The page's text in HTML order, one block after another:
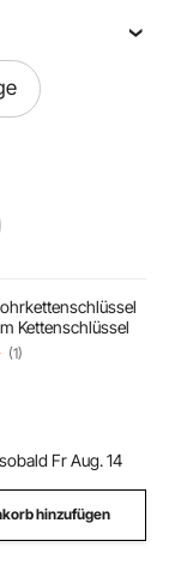
Kettenschlüssel
(1)
sobald Fr Aug. 14
hinzufügen